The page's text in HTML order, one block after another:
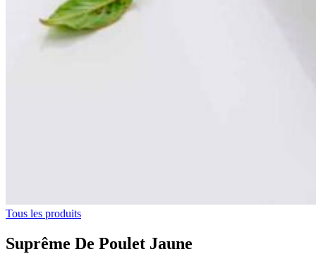
Tous les produits
Suprême De Poulet Jaune